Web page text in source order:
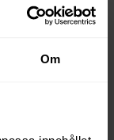
Om